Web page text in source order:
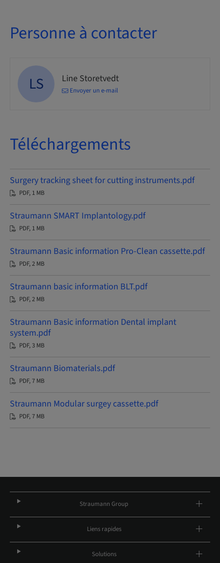
Personne à contacter
LS Line Storetvedt
Envoyer un e-mail
Téléchargements
Surgery tracking sheet for cutting instruments.pdf
PDF, 1 MB
Straumann SMART Implantology.pdf
PDF, 1 MB
Straumann Basic information Pro-Clean cassette.pdf
PDF, 2 MB
Straumann basic information BLT.pdf
PDF, 2 MB
Straumann Basic information Dental implant
system.pdf
PDF, 3 MB
Straumann Biomaterials.pdf
PDF, 7 MB
Straumann Modular surgey cassette.pdf
PDF, 7 MB
Straumann Group
Liens rapides
Solutions